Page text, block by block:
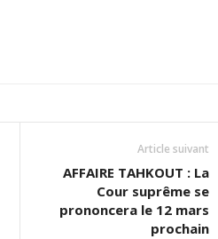
Article suivant
AFFAIRE TAHKOUT : La
Cour suprême se
prononcera le 12 mars
prochain